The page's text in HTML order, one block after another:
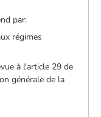
par:
régimes
à l'article 29 de
générale de la